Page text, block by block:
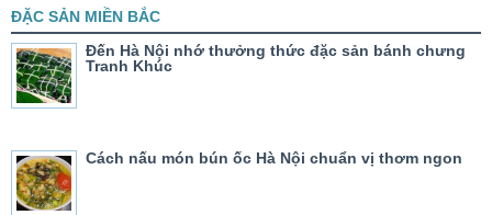
ĐẶC SẢN MIỀN BẮC
Đến Hà Nội nhớ thưởng thức đặc sản bánh chưng
Tranh Khúc
Cách nấu món bún ốc Hà Nội chuẩn vị thơm ngon